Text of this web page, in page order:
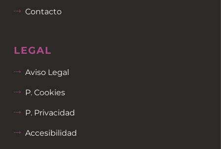
Contacto
LEGAL
Aviso Legal
P. Cookies
P. Privacidad
Accesibilidad